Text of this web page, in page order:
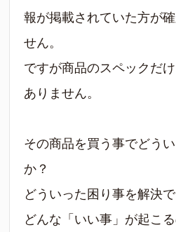
報が掲載されていた方が
せん。
ですが商品のスペックだ
ありません。
その商品を買う事でどう
か？
どういった困り事を解決
どんな「いい事」が起こ